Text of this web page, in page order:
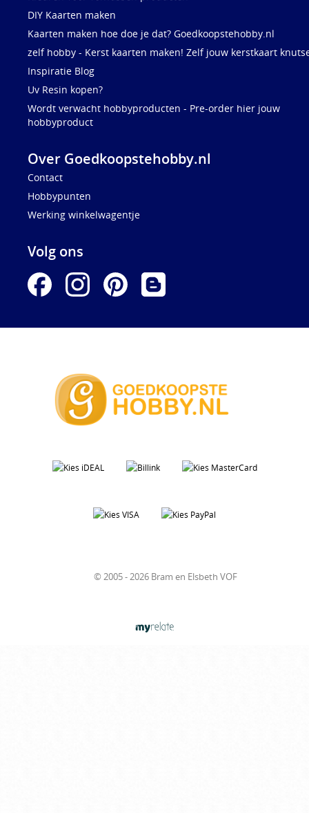
DIY Kaarten maken
Kaarten maken hoe doe je dat? Goedkoopstehobby.nl
zelf hobby - Kerst kaarten maken! Zelf jouw kerstkaart
Inspiratie Blog
Uv Resin kopen?
Wordt verwacht hobbyproducten - Pre-order hier jouw
hobbyproduct
Over Goedkoopstehobby.nl
Contact
Hobbypunten
Werking winkelwagentje
Volg ons
© 2005 - 2026 Bram en Elsbeth VOF